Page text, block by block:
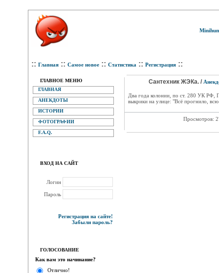
:: Главная :: Самое новое :: Статистика :: Регистрация ::
ГЛАВНОЕ МЕНЮ
ГЛАВНАЯ
АНЕКДОТЫ
ИСТОРИИ
ФОТОГРАФИИ
F.A.Q.
ВХОД НА САЙТ
Логин
Пароль
Регистрация на сайте!
Забыли пароль?
ГОЛОСОВАНИЕ
Как вам это начинание?
Отлично!
Сантехник ЖЭКа. /
Два года колонии, по ст. 280 УК РФ,
выкрики на улице: "Всё прогнило,
Просмотров: